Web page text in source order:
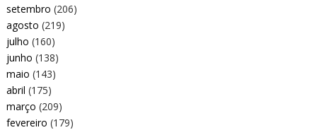
setembro (206)
agosto (219)
julho (160)
junho (138)
maio (143)
abril (175)
março (209)
fevereiro (179)